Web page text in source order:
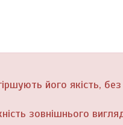
його якість, без
зовнішнього